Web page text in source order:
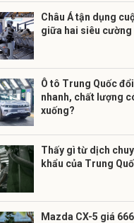
Châu Á tận dụng
giữa hai siêu cường
Ô tô Trung Quốc
nhanh, chất lượng
xuống?
Thấy gì từ dịch
khẩu của Trung
Mazda CX-5 giá